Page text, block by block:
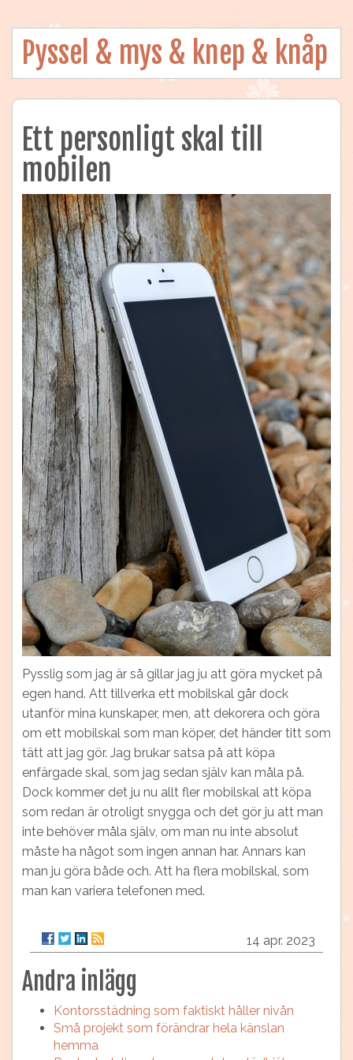
Pyssel & mys & knep & knåp
Ett personligt skal till
mobilen
Pysslig som jag är så gillar jag ju att göra mycket på
egen hand. Att tillverka ett mobilskal går dock
utanför mina kunskaper, men, att dekorera och göra
om ett mobilskal som man köper, det händer titt som
tätt att jag gör. Jag brukar satsa på att köpa
enfärgade skal, som jag sedan själv kan måla på.
Dock kommer det ju nu allt fler mobilskal att köpa
som redan är otroligt snygga och det gör ju att man
inte behöver måla själv, om man nu inte absolut
måste ha något som ingen annan har. Annars kan
man ju göra både och. Att ha flera mobilskal, som
man kan variera telefonen med.
14 apr. 2023
Andra inlägg
Kontorsstädning som faktiskt håller nivån
Små projekt som förändrar hela känslan
hemma